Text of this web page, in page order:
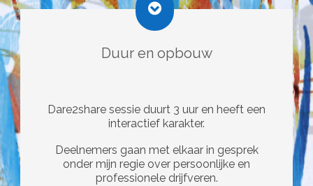
Duur en opbouw
Dare2share sessie duurt 3 uur en heeft een
interactief karakter.
Deelnemers gaan met elkaar in gesprek
onder mijn regie over persoonlijke en
professionele drijfveren.